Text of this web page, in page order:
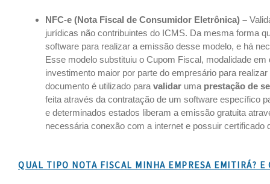
NFC-e (Nota Fiscal de Consumidor Eletrônica) –
jurídicas não contribuintes do ICMS. Da mesma forma
software para realizar a emissão desse modelo, e há
Esse modelo substituiu o Cupom Fiscal, modalidade
investimento maior por parte do empresário para
documento é utilizado para validar uma prestação de
feita através da contratação de um software específico
e determinados estados liberam a emissão gratuita
necessária conexão com a internet e possuir certificado
QUAL TIPO NOTA FISCAL MINHA EMPRESA EMITIRÁ? E